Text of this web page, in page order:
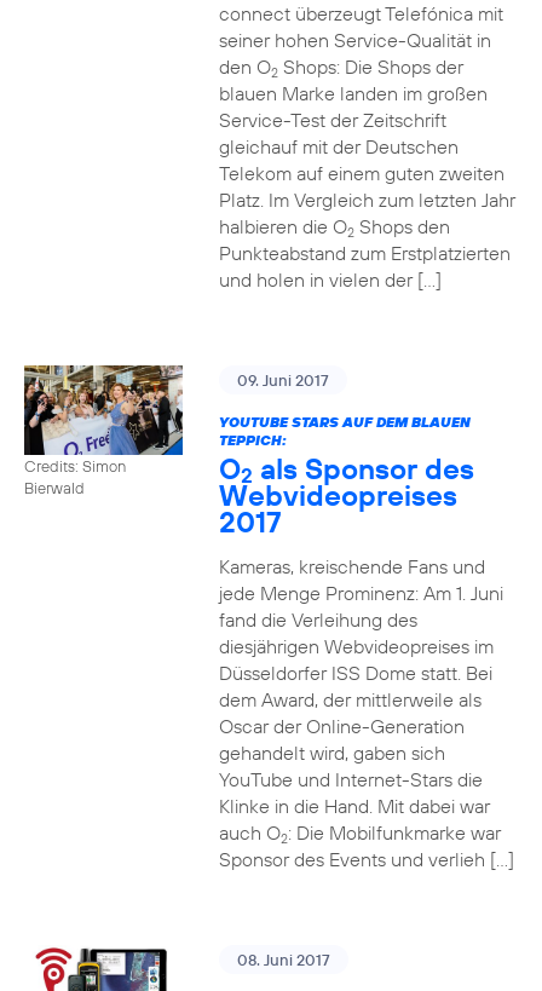
connect überzeugt Telefónica mit
seiner hohen Service-Qualität in
den O2Shops: Die Shops der
blauen Marke landen im großen
Service-Test der Zeitschrift
gleichauf mit der Deutschen
Telekom auf einem guten zweiten
Platz. Im Vergleich zum letzten Jahr
halbieren die O2Shops den
Punkteabstand zum Erstplatzierten
und holen in vielen der […]
Credits: Simon
Bierwald
09. Juni 2017
YOUTUBE STARS AUF DEM BLAUEN
TEPPICH:
O2 als Sponsor des
Webvideopreises
2017
Kameras, kreischende Fans und
jede Menge Prominenz: Am 1. Juni
fand die Verleihung des
diesjährigen Webvideopreises im
Düsseldorfer ISS Dome statt. Bei
dem Award, der mittlerweile als
Oscar der Online-Generation
gehandelt wird, gaben sich
YouTube und Internet-Stars die
Klinke in die Hand. Mit dabei war
auch O2: Die Mobilfunkmarke war
Sponsor des Events und verlieh […]
08. Juni 2017